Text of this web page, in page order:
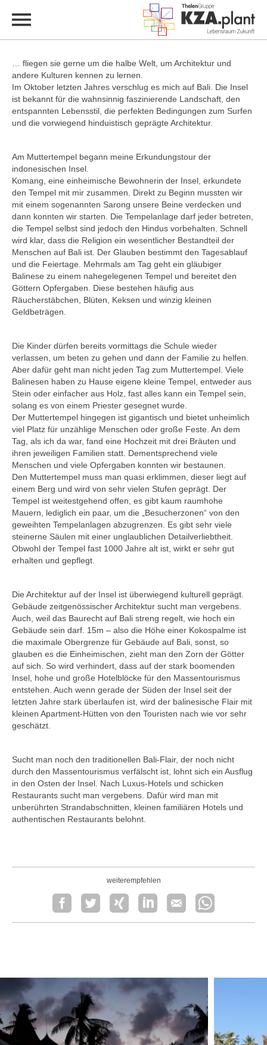
… fliegen sie gerne um die halbe Welt, um Architektur und
andere Kulturen kennen zu lernen.
Im Oktober letzten Jahres verschlug es mich auf Bali. Die Insel
ist bekannt für die wahnsinnig faszinierende Landschaft, den
entspannten Lebensstil, die perfekten Bedingungen zum Surfen
und die vorwiegend hinduistisch geprägte Architektur.
Am Muttertempel begann meine Erkundungstour der
indonesischen Insel.
Komang, eine einheimische Bewohnerin der Insel, erkundete
den Tempel mit mir zusammen. Direkt zu Beginn mussten wir
mit einem sogenannten Sarong unsere Beine verdecken und
dann konnten wir starten. Die Tempelanlage darf jeder betreten,
die Tempel selbst sind jedoch den Hindus vorbehalten. Schnell
wird klar, dass die Religion ein wesentlicher Bestandteil der
Menschen auf Bali ist. Der Glauben bestimmt den Tagesablauf
und die Feiertage. Mehrmals am Tag geht ein gläubiger
Balinese zu einem nahegelegenen Tempel und bereitet den
Göttern Opfergaben. Diese bestehen häufig aus
Räucherstäbchen, Blüten, Keksen und winzig kleinen
Geldbeträgen.
Die Kinder dürfen bereits vormittags die Schule wieder
verlassen, um beten zu gehen und dann der Familie zu helfen.
Aber dafür geht man nicht jeden Tag zum Muttertempel. Viele
Balinesen haben zu Hause eigene kleine Tempel, entweder aus
Stein oder einfacher aus Holz, fast alles kann ein Tempel sein,
solang es von einem Priester gesegnet wurde.
Der Muttertempel hingegen ist gigantisch und bietet unheimlich
viel Platz für unzählige Menschen oder große Feste. An dem
Tag, als ich da war, fand eine Hochzeit mit drei Bräuten und
ihren jeweiligen Familien statt. Dementsprechend viele
Menschen und viele Opfergaben konnten wir bestaunen.
Den Muttertempel muss man quasi erklimmen, dieser liegt auf
einem Berg und wird von sehr vielen Stufen geprägt. Der
Tempel ist weitestgehend offen, es gibt kaum raumhohe
Mauern, lediglich ein paar, um die „Besucherzonen“ von den
geweihten Tempelanlagen abzugrenzen. Es gibt sehr viele
steinerne Säulen mit einer unglaublichen Detailverliebtheit.
Obwohl der Tempel fast 1000 Jahre alt ist, wirkt er sehr gut
erhalten und gepflegt.
Die Architektur auf der Insel ist überwiegend kulturell geprägt.
Gebäude zeitgenössischer Architektur sucht man vergebens.
Auch, weil das Baurecht auf Bali streng regelt, wie hoch ein
Gebäude sein darf. 15m – also die Höhe einer Kokospalme ist
die maximale Obergrenze für Gebäude auf Bali, sonst, so
glauben es die Einheimischen, zieht man den Zorn der Götter
auf sich. So wird verhindert, dass auf der stark boomenden
Insel, hohe und große Hotelblöcke für den Massentourismus
entstehen. Auch wenn gerade der Süden der Insel seit der
letzten Jahre stark überlaufen ist, wird der balinesische Flair mit
kleinen Apartment-Hütten von den Touristen nach wie vor sehr
geschätzt.
Sucht man noch den traditionellen Bali-Flair, der noch nicht
durch den Massentourismus verfälscht ist, lohnt sich ein Ausflug
in den Osten der Insel. Nach Luxus-Hotels und schicken
Restaurants sucht man vergebens. Dafür wird man mit
unberührten Strandabschnitten, kleinen familiären Hotels und
authentischen Restaurants belohnt.
weiterempfehlen